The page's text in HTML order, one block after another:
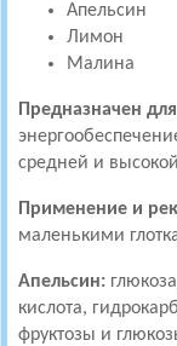
Апельсин
Лимон
Малина
Предназначен
средней и
Применение и
маленькими
Апельсин:
кислота,
фруктозы и